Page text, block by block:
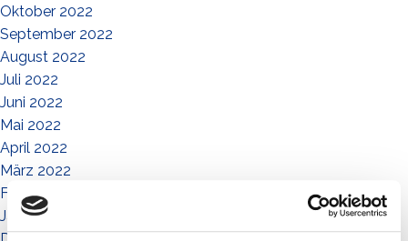
Oktober 2022
September 2022
August 2022
Juli 2022
Juni 2022
Mai 2022
April 2022
März 2022
Februar 2022
Januar 2022